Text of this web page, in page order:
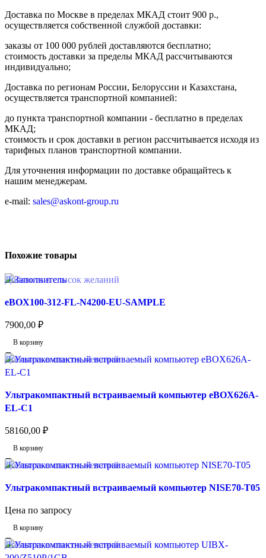
Доставка по Москве в пределах МКАД стоит 900 р.,
осуществляется собственной службой доставки:
заказы от 100 000 рублей доставляются бесплатно;
cтоимость доставки за пределы МКАД рассчитываются
индивидуально;
Доставка по регионам России, Белоруссии и Казахстана,
осуществляется транспортной компанией:
до пункта транспортной компании - бесплатно в пределах
МКАД;
стоимость и срок доставки в регион рассчитывается исходя из
тарифных планов транспортной компании.
Для уточнения информации по доставке обращайтесь к
нашим менеджерам.
e-mail: sales@askont-group.ru
Похожие товары
Добавить в список желаний
eВOX100-312-FL-N4200-EU-SAMPLE
7900,00 ₽
В корзину
Добавить в список желаний
Ультракомпактный встраиваемый компьютер eBOX626A-
EL-C1
58160,00 ₽
В корзину
Добавить в список желаний
Ультракомпактный встраиваемый компьютер NISE70-T05
Цена по запросу
В корзину
Добавить в список желаний